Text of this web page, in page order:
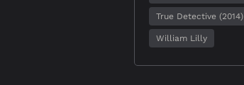
True Detective (2014)
William Lilly